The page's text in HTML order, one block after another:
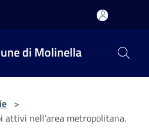
di Molinella
>
attivi nell'area metropolitana.